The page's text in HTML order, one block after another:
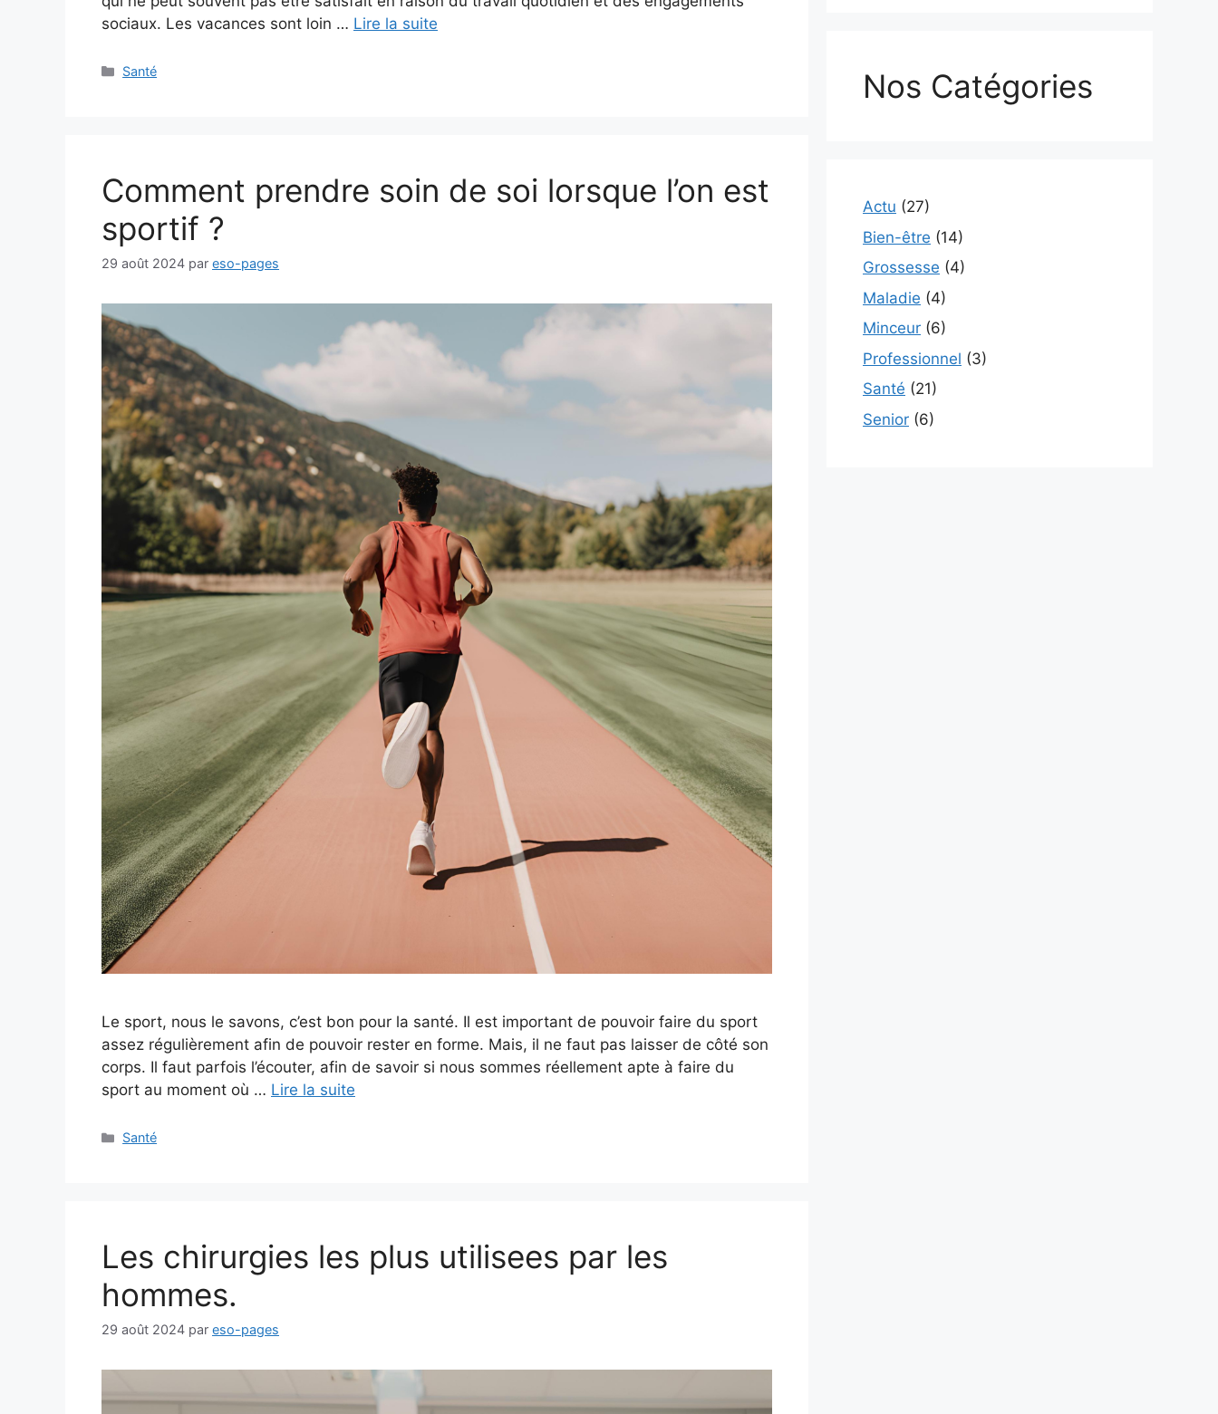
sociaux. Les vacances sont loin … Lire la suite
Catégories
Santé
Comment prendre soin de soi lorsque l’on est
sportif ?
29 août 2024 par eso-pages
Le sport, nous le savons, c’est bon pour la santé. Il est important de pouvoir faire du sport
assez régulièrement afin de pouvoir rester en forme. Mais, il ne faut pas laisser de côté son
corps. Il faut parfois l’écouter, afin de savoir si nous sommes réellement apte à faire du
sport au moment où … Lire la suite
Catégories
Santé
Les chirurgies les plus utilisees par les
hommes.
29 août 2024 par eso-pages
Nos Catégories
Actu (27)
Bien-être (14)
Grossesse (4)
Maladie (4)
Minceur (6)
Professionnel (3)
Santé (21)
Senior (6)